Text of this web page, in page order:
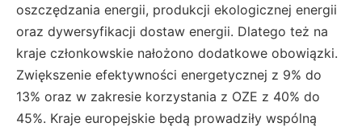
oszczędzania energii, produkcji ekologicznej energii
oraz dywersyfikacji dostaw energii. Dlatego też na
kraje członkowskie nałożono dodatkowe obowiązki.
Zwiększenie efektywności energetycznej z 9% do
13% oraz w zakresie korzystania z OZE z 40% do
45%. Kraje europejskie będą prowadziły wspólną